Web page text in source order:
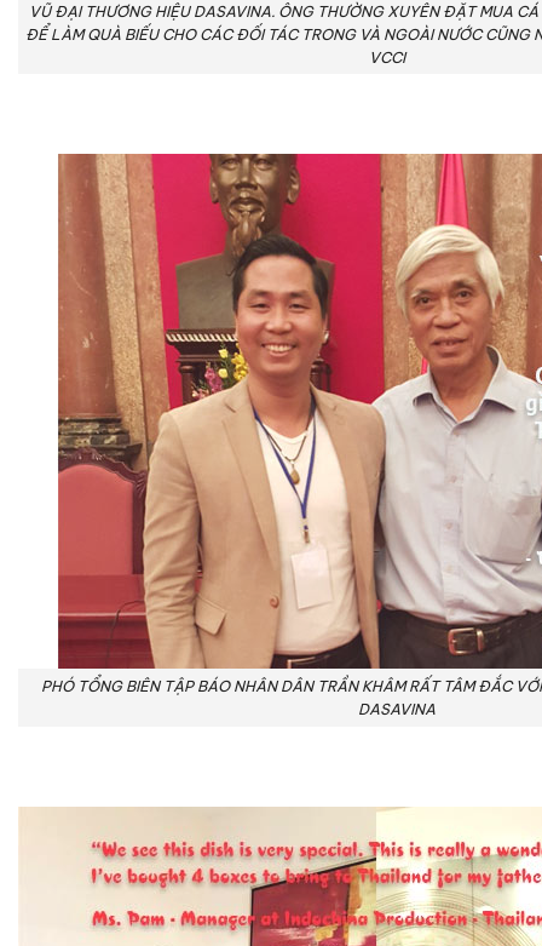
VŨ ĐẠI THƯƠNG HIỆU DASAVINA. ÔNG THƯỜNG XUYÊN ĐẶT MUA
ĐỂ LÀM QUÀ BIẾU CHO CÁC ĐỐI TÁC TRONG VÀ NGOÀI NƯỚC CŨNG
VCCI
PHÓ TỔNG BIÊN TẬP BÁO NHÂN DÂN TRẦN KHÂM RẤT TÂM ĐẮC
DASAVINA